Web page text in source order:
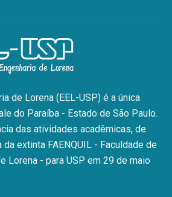
de Lorena (EEL-USP) é a única
do Paraíba - Estado de São Paulo.
das atividades acadêmicas, de
extinta FAENQUIL - Faculdade de
Lorena - para USP em 29 de maio